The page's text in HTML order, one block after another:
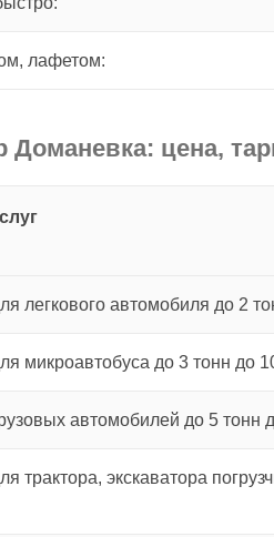
лафетом:
Доманевка: цена,
легкового автомобиля до 2
микроавтобуса до 3 тонн до
автомобилей до 5 тонн
трактора, экскаватора